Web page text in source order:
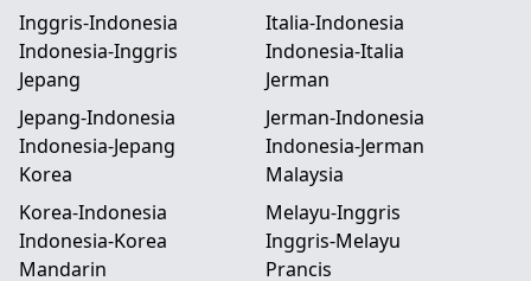
Inggris-Indonesia
Indonesia-Inggris
Italia-Indonesia
Indonesia-Italia
Jepang
Jepang-Indonesia
Indonesia-Jepang
Jerman
Jerman-Indonesia
Indonesia-Jerman
Korea
Korea-Indonesia
Indonesia-Korea
Malaysia
Melayu-Inggris
Inggris-Melayu
Mandarin
Prancis